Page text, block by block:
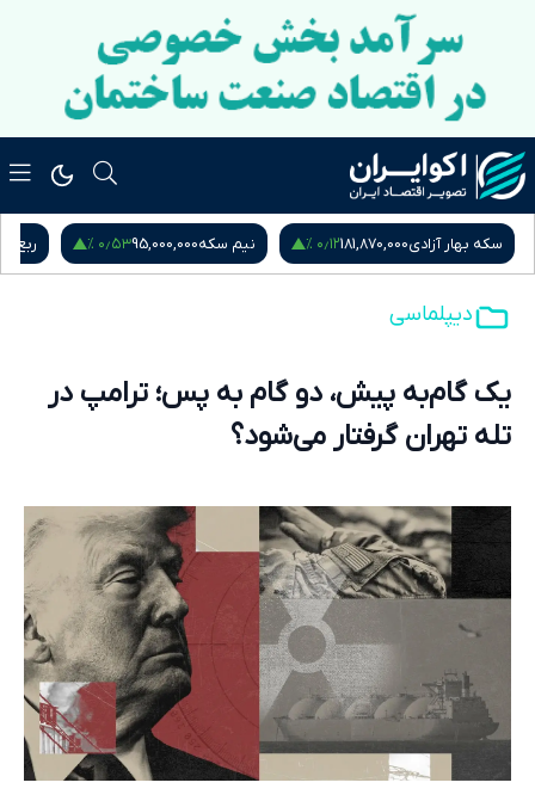
آزادی 181,870,000۰٫۱۲ % نیم سکه 95,000,000۰٫۵۳ % ربع سکه
دیپلماسی
یک گام‌به پیش، دو گام به پس؛ ترامپ در
تله تهران گرفتار می‌شود؟